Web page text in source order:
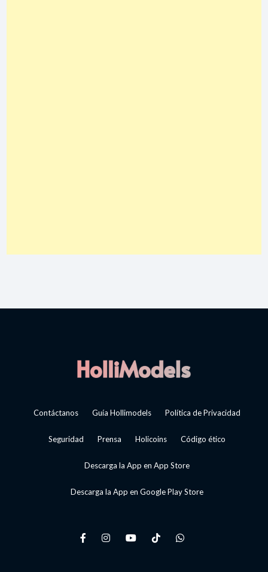
Contáctanos Guía Hollimodels Política de Privacidad
Seguridad Prensa Holicoins Código ético
Descarga la App en App Store
Descarga la App en Google Play Store